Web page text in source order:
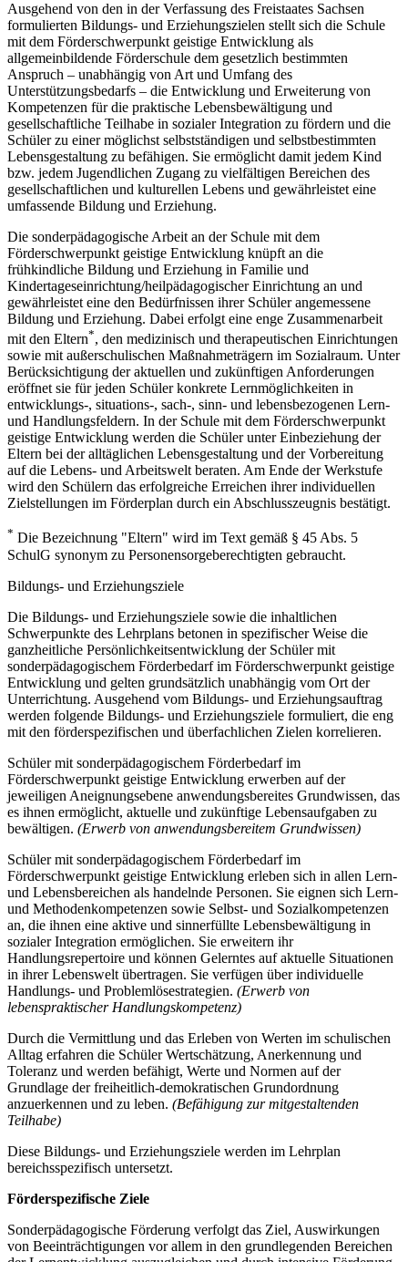
Ausgehend von den in der Verfassung des Freistaates Sachsen
formulierten Bildungs- und Erziehungszielen stellt sich die Schule
mit dem Förderschwerpunkt geistige Entwicklung als
allgemeinbildende Förderschule dem gesetzlich bestimmten
Anspruch – unabhängig von Art und Umfang des
Unterstützungsbedarfs – die Entwicklung und Erweiterung von
Kompetenzen für die praktische Lebensbewältigung und
gesellschaftliche Teilhabe in sozialer Integration zu fördern und die
Schüler zu einer möglichst selbstständigen und selbstbestimmten
Lebensgestaltung zu befähigen. Sie ermöglicht damit jedem Kind
bzw. jedem Jugendlichen Zugang zu vielfältigen Bereichen des
gesellschaftlichen und kulturellen Lebens und gewährleistet eine
umfassende Bildung und Erziehung.
Die sonderpädagogische Arbeit an der Schule mit dem
Förderschwerpunkt geistige Entwicklung knüpft an die
frühkindliche Bildung und Erziehung in Familie und
Kindertageseinrichtung/heilpädagogischer Einrichtung an und
gewährleistet eine den Bedürfnissen ihrer Schüler angemessene
Bildung und Erziehung. Dabei erfolgt eine enge Zusammenarbeit
mit den Eltern*, den medizinisch und therapeutischen Einrichtungen
sowie mit außerschulischen Maßnahmeträgern im Sozialraum. Unter
Berücksichtigung der aktuellen und zukünftigen Anforderungen
eröffnet sie für jeden Schüler konkrete Lernmöglichkeiten in
entwicklungs-, situations-, sach-, sinn- und lebensbezogenen Lern-
und Handlungsfeldern. In der Schule mit dem Förderschwerpunkt
geistige Entwicklung werden die Schüler unter Einbeziehung der
Eltern bei der alltäglichen Lebensgestaltung und der Vorbereitung
auf die Lebens- und Arbeitswelt beraten. Am Ende der Werkstufe
wird den Schülern das erfolgreiche Erreichen ihrer individuellen
Zielstellungen im Förderplan durch ein Abschlusszeugnis bestätigt.
* Die Bezeichnung "Eltern" wird im Text gemäß § 45 Abs. 5
SchulG synonym zu Personensorgeberechtigten gebraucht.
Bildungs- und Erziehungsziele
Die Bildungs- und Erziehungsziele sowie die inhaltlichen
Schwerpunkte des Lehrplans betonen in spezifischer Weise die
ganzheitliche Persönlichkeitsentwicklung der Schüler mit
sonderpädagogischem Förderbedarf im Förderschwerpunkt geistige
Entwicklung und gelten grundsätzlich unabhängig vom Ort der
Unterrichtung. Ausgehend vom Bildungs- und Erziehungsauftrag
werden folgende Bildungs- und Erziehungsziele formuliert, die eng
mit den förderspezifischen und überfachlichen Zielen korrelieren.
Schüler mit sonderpädagogischem Förderbedarf im
Förderschwerpunkt geistige Entwicklung erwerben auf der
jeweiligen Aneignungsebene anwendungsbereites Grundwissen, das
es ihnen ermöglicht, aktuelle und zukünftige Lebensaufgaben zu
bewältigen. (Erwerb von anwendungsbereitem Grundwissen)
Schüler mit sonderpädagogischem Förderbedarf im
Förderschwerpunkt geistige Entwicklung erleben sich in allen Lern-
und Lebensbereichen als handelnde Personen. Sie eignen sich Lern-
und Methodenkompetenzen sowie Selbst- und Sozialkompetenzen
an, die ihnen eine aktive und sinnerfüllte Lebensbewältigung in
sozialer Integration ermöglichen. Sie erweitern ihr
Handlungsrepertoire und können Gelerntes auf aktuelle Situationen
in ihrer Lebenswelt übertragen. Sie verfügen über individuelle
Handlungs- und Problemlösestrategien. (Erwerb von
lebenspraktischer Handlungskompetenz)
Durch die Vermittlung und das Erleben von Werten im schulischen
Alltag erfahren die Schüler Wertschätzung, Anerkennung und
Toleranz und werden befähigt, Werte und Normen auf der
Grundlage der freiheitlich-demokratischen Grundordnung
anzuerkennen und zu leben. (Befähigung zur mitgestaltenden
Teilhabe)
Diese Bildungs- und Erziehungsziele werden im Lehrplan
bereichsspezifisch untersetzt.
Förderspezifische Ziele
Sonderpädagogische Förderung verfolgt das Ziel, Auswirkungen
von Beeinträchtigungen vor allem in den grundlegenden Bereichen